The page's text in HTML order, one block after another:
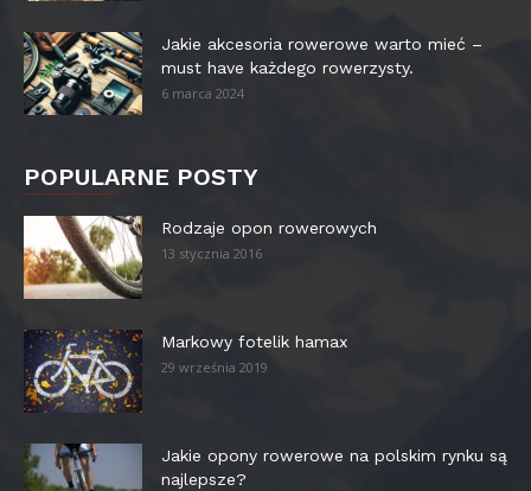
Jakie akcesoria rowerowe warto mieć –
must have każdego rowerzysty.
6 marca 2024
POPULARNE POSTY
Rodzaje opon rowerowych
13 stycznia 2016
Markowy fotelik hamax
29 września 2019
Jakie opony rowerowe na polskim rynku są
najlepsze?